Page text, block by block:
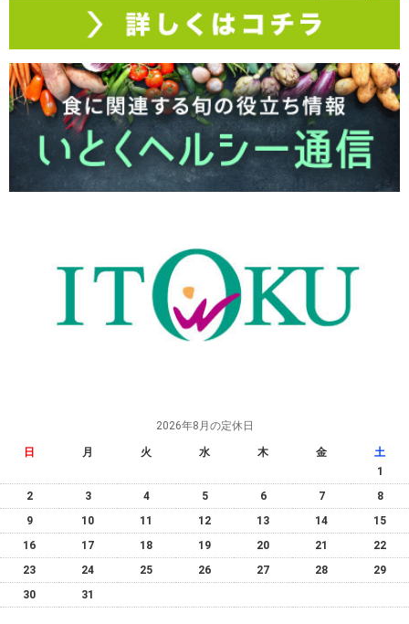
2026年8月の定休日
日 月 火 水 木 金
土
1
2
3 4 5 6 7
8
9
10 11 12 13 14
15
16
17 18 19 20 21
22
23
24 25 26 27 28
29
30
31